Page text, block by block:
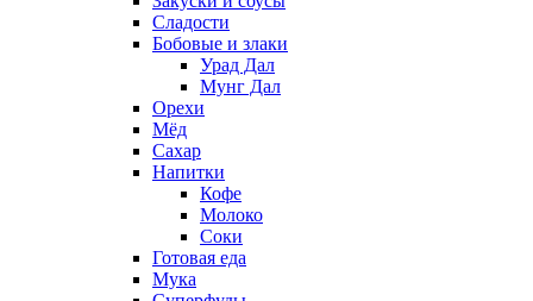
Сладости
Бобовые и злаки
Урад Дал
Мунг Дал
Орехи
Мёд
Сахар
Напитки
Кофе
Молоко
Соки
Готовая еда
Мука